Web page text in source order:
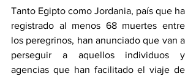
Tanto Egipto como Jordania, país que ha
registrado al menos 68 muertes entre
los peregrinos, han anunciado que van a
perseguir a aquellos individuos y
agencias que han facilitado el viaje de